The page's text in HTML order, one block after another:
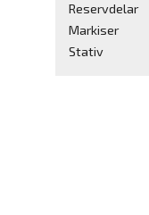
Reservdelar
Markiser
Stativ